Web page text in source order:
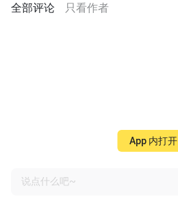
全部评论 只看作者
说点什么吧~
App 内打开